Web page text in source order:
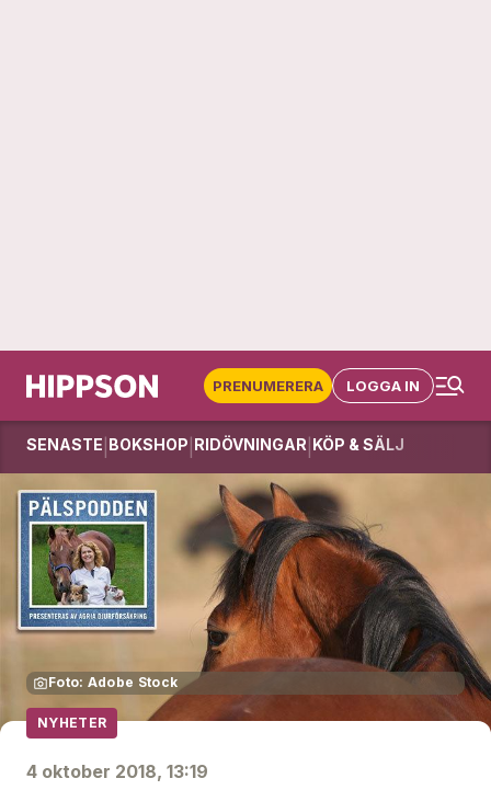
PRENUMERERA LOGGA IN
SENASTE BOKSHOP RIDÖVNINGAR KÖP & SÄLJ
Foto: Adobe Stock
NYHETER
4 oktober 2018, 13:19